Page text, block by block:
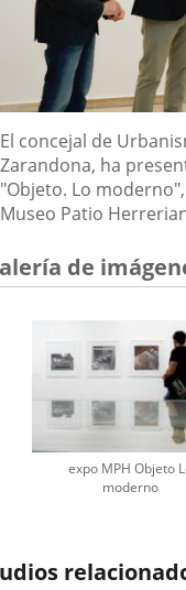
Descripción
El concejal de
Zarandona, ha
"Objeto. Lo
Museo Patio
de
expo MPH Objeto
moderno